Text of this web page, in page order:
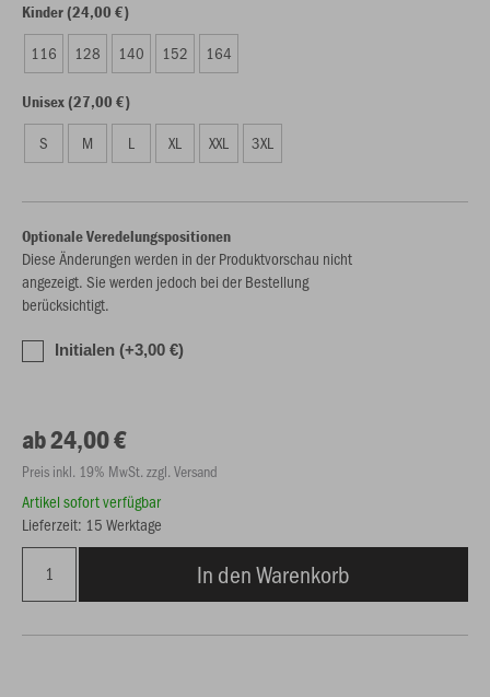
Kinder (24,00 €)
116 128 140 152 164
Unisex (27,00 €)
S M L XL XXL 3XL
Optionale Veredelungspositionen
Diese Änderungen werden in der Produktvorschau nicht
angezeigt. Sie werden jedoch bei der Bestellung
berücksichtigt.
Initialen (+3,00 €)
ab 24,00 €
Preis inkl. 19% MwSt. zzgl. Versand
Artikel sofort verfügbar
Lieferzeit: 15 Werktage
In den Warenkorb